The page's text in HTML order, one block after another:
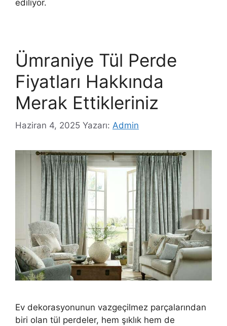
ediliyor.
Ümraniye Tül Perde
Fiyatları Hakkında
Merak Ettikleriniz
Haziran 4, 2025 Yazarı: Admin
Ev dekorasyonunun vazgeçilmez parçalarından
biri olan tül perdeler, hem şıklık hem de